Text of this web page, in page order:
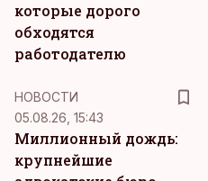
которые дорого
обходятся
работодателю
НОВОСТИ
05.08.26, 15:43
Миллионный дождь:
крупнейшие